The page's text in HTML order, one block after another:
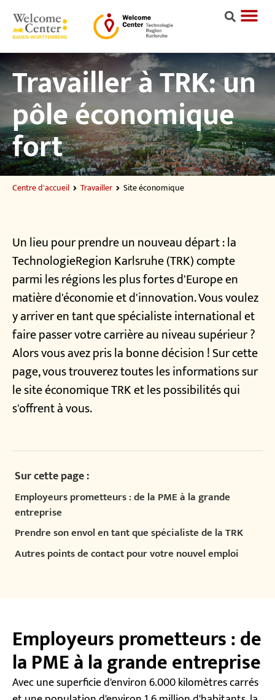
Travailler à TRK: un
pôle économique
fort
Centre d'accueil Travailler Site économique
Un lieu pour prendre un nouveau départ : la
TechnologieRegion Karlsruhe (TRK) compte
parmi les régions les plus fortes d'Europe en
matière d'économie et d'innovation. Vous voulez
y arriver en tant que spécialiste international et
faire passer votre carrière au niveau supérieur ?
Alors vous avez pris la bonne décision ! Sur cette
page, vous trouverez toutes les informations sur
le site économique TRK et les possibilités qui
s'offrent à vous.
Sur cette page :
Employeurs prometteurs : de la PME à la grande
entreprise
Prendre son envol en tant que spécialiste de la TRK
Autres points de contact pour votre nouvel emploi
Employeurs prometteurs : de
la PME à la grande entreprise
Avec une superficie d'environ 6.000 kilomètres carrés